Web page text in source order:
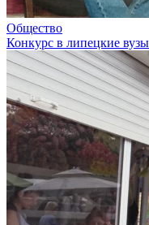
Общество
Конкурс в липецкие